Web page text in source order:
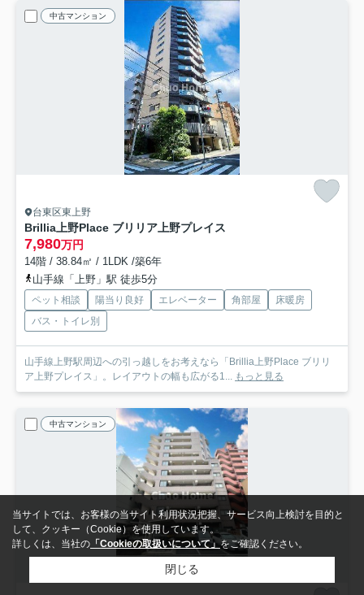
中古マンション
台東区東上野
Brillia上野Place ブリリア上野プレイス
7,980万円
14階 / 38.84㎡ / 1LDK /築6年
山手線「上野」駅 徒歩5分
ペット相談 陽当り良好 エレベーター 角部屋
床暖房
バス・トイレ別
山手線上野駅周辺への引っ越しをお考えなら「Brillia上野Place ブリリ
ア上野プレイス」。レイアウトの幅も広がる1... もっと見る
中古マンション
当サイトでは、お客様の当サイト利用状況把握、サービス向上検討を目的と
して、クッキー（Cookie）を使用しています。
詳しくは、当社の 「Cookieの取扱いについて」をご確認ください。
閉じる